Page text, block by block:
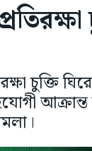
চুক্তি